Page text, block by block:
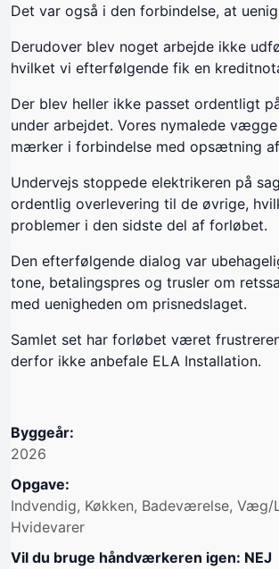
Det var også i den forbindelse, at
Derudover blev noget arbejde ikke
hvilket vi efterfølgende fik en
Der blev heller ikke passet ordentligt
under arbejdet. Vores nymalede
mærker i forbindelse med opsætning
Undervejs stoppede elektrikeren på
ordentlig overlevering til de øvrige,
problemer i den sidste del af forløbet.
Den efterfølgende dialog var
tone, betalingspres og trusler om
med uenigheden om prisnedslaget.
Samlet set har forløbet været
derfor ikke anbefale ELA Installation.
Byggeår:
2026
Opgave:
Indvendig, Køkken, Badeværelse, Væg/
Hvidevarer
Vil du bruge håndværkeren igen: NEJ